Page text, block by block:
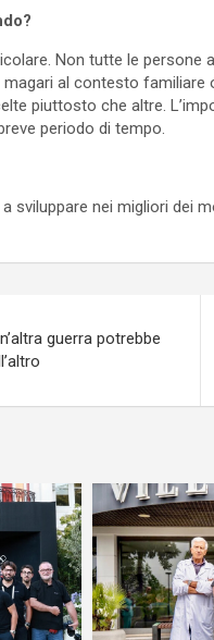
Non tutte le persone
al contesto
piuttosto che altre.
periodo di tempo.
sviluppare nei migliori dei
guerra potrebbe